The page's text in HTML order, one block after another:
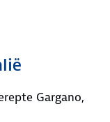
Gargano,